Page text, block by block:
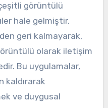
görüntülü
hale gelmiştir.
geri kalmayarak,
olarak iletişim
Bu uygulamalar,
kaldırarak
ve duygusal